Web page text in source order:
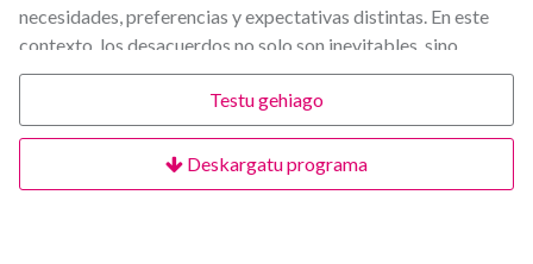
necesidades, preferencias y expectativas distintas. En este
contexto, los desacuerdos no solo son inevitables, sino
también naturales.
Esta formación propone un cambio de mirada: entender el
conflicto no como un problema a eliminar, sino como una
oportunidad para mejorar la comunicación, fortalecer el
trabajo en equipo y revisar prácticas organizativas.
Testu gehiago
Deskargatu programa